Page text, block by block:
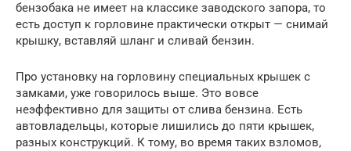
бензобака не имеет на классике заводского запора, то
есть доступ к горловине практически открыт — снимай
крышку, вставляй шланг и сливай бензин.
Про установку на горловину специальных крышек с
замками, уже говорилось выше. Это вовсе
неэффективно для защиты от слива бензина. Есть
автовладельцы, которые лишились до пяти крышек,
разных конструкций. К тому, во время таких взломов,